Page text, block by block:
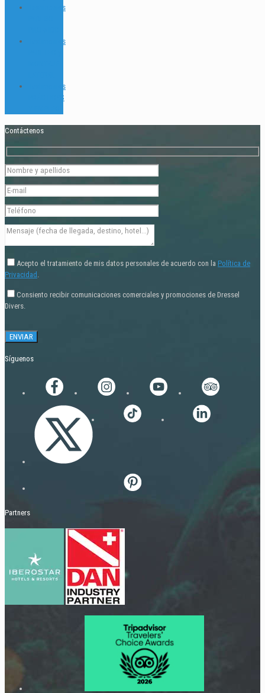
Testimonios
Testimonios
Testimonios
PRÁCTICAS
Contáctenos
Acepto el tratamiento de mis datos personales de acuerdo con la Política de
Privacidad
Consiento recibir comunicaciones comerciales y promociones de Dressel
Divers.
Síguenos
Partners